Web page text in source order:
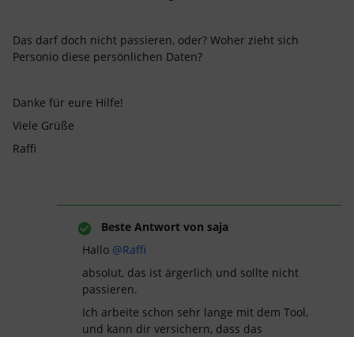
Das darf doch nicht passieren, oder? Woher zieht sich
Personio diese persönlichen Daten?
Danke für eure Hilfe!
Viele Grüße
Raffi
Beste Antwort von saja
Hallo @Raffi
absolut, das ist ärgerlich und sollte nicht
passieren.
Ich arbeite schon sehr lange mit dem Tool,
und kann dir versichern, dass das